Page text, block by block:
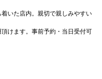
いた店内。親切で親しみやすい
けます。事前予約・当日受付可